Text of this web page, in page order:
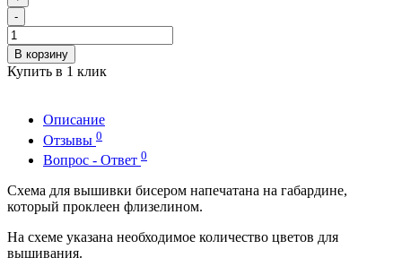
-
В корзину
Купить в 1 клик
Описание
Отзывы 0
Вопрос - Ответ 0
Схема для вышивки бисером напечатана на габардине,
который проклеен флизелином.
На схеме указана необходимое количество цветов для
вышивания.